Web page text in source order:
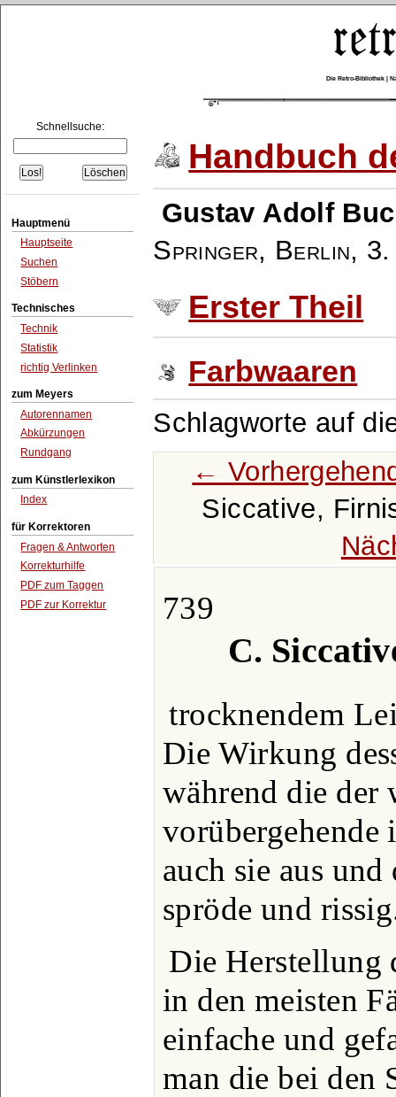
Die Retro-Bibliothek |
Schnellsuche:
Hauptmenü
Hauptseite
Suchen
Stöbern
Technisches
Technik
Statistik
richtig Verlinken
zum Meyers
Autorennamen
Abkürzungen
Rundgang
zum Künstlerlexikon
Index
für Korrektoren
Fragen & Antworten
Korrekturhilfe
PDF zum Taggen
PDF zur Korrektur
Handbuch
Gustav Adolf
Springer, Berlin,
Erster Theil
Farbwaaren
Schlagworte auf
←
Siccative,
739
C.
trocknendem
Die Wirkung
während die der
auch sie aus
spröde und
Die Herstellung
in den meisten
einfache und
man die bei den